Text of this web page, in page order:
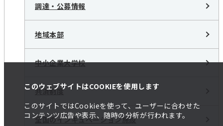
このウェブサイトはCOOKIEを使用します
このサイトではCookieを使って、ユーザーに合わせた
コンテンツ広告や表示、随時の分析が行われます。
調達・公募情報
地域本部
中小企業大学校
共済制度
全国のインキュベーション施設